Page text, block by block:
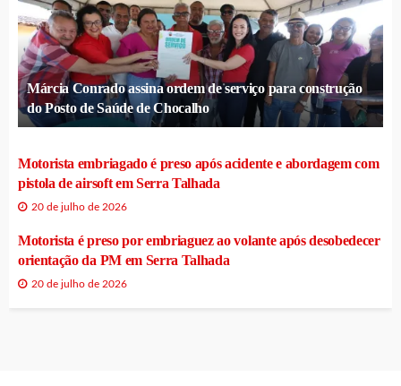
Márcia Conrado assina ordem de serviço para construção
do Posto de Saúde de Chocalho
Motorista embriagado é preso após acidente e abordagem com
pistola de airsoft em Serra Talhada
20 de julho de 2026
Motorista é preso por embriaguez ao volante após desobedecer
orientação da PM em Serra Talhada
20 de julho de 2026